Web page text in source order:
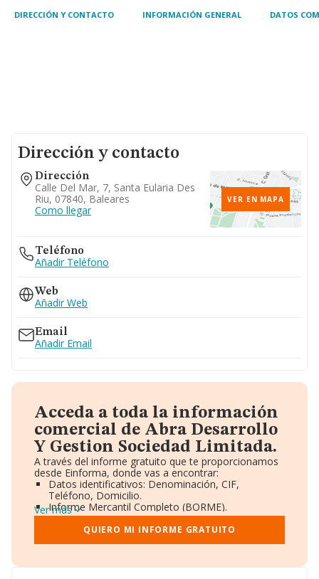
gestión
DIRECCIÓN Y CONTACTO INFORMACIÓN GENERAL DATOS
Dirección y contacto
Dirección
Calle Del Mar, 7, Santa Eularia Des
Riu, 07840, Baleares
Como llegar
VER EN MAPA
Teléfono
Añadir Teléfono
Web
Añadir Web
Email
Añadir Email
Acceda a toda la información
comercial de Abra Desarrollo
Y Gestion Sociedad Limitada.
A través del informe gratuito que te proporcionamos
desde Einforma, donde vas a encontrar:
Datos identificativos: Denominación, CIF,
Teléfono, Domicilio.
Informe Mercantil Completo (BORME).
Gráficos de Evolución Ventas y Empleados.
Consejo de Administración y Administradores.
Directivos y Ejecutivos.
Ver más
QUIERO MI INFORME GRATUITO